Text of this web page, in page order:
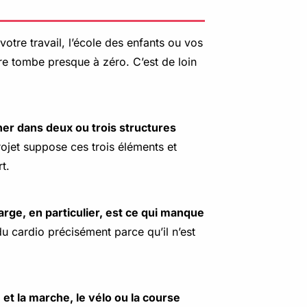
travail, l’école des enfants ou vos
tombe presque à zéro. C’est de loin
dans deux ou trois structures
suppose ces trois éléments et
en particulier, est ce qui manque
cardio précisément parce qu’il n’est
la marche, le vélo ou la course